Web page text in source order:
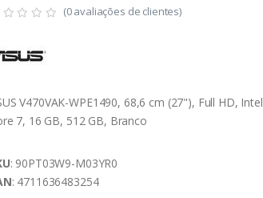
(0 avaliações de clientes)
V470VAK-WPE1490, 68,6 cm (27"), Full HD, Intel
7, 16 GB, 512 GB, Branco
: 90PT03W9-M03YR0
: 4711636483254